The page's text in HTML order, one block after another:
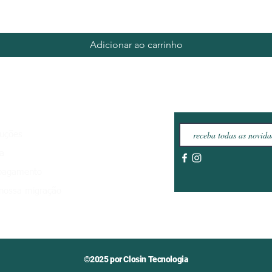
Adicionar ao carrinho
©2025 por Closin Tecnologia